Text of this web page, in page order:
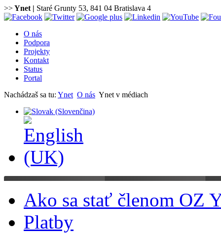
>>Ynet | Staré Grunty 53, 841 04 Bratislava 4
O nás
Podpora
Projekty
Kontakt
Status
Portal
Nachádzaš sa tu: Ynet O nás Ynet v médiach
Ako sa stať členom OZ
Platby